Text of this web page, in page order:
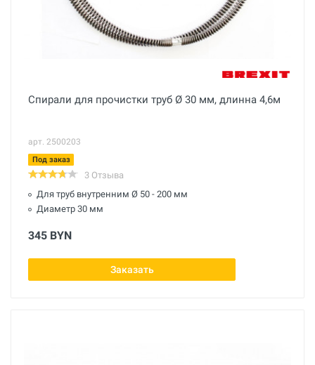
Спирали для прочистки труб Ø 30 мм, длинна 4,6м
арт. 2500203
Под заказ
3 Отзыва
Для труб внутренним Ø 50 - 200 мм
Диаметр 30 мм
345 BYN
Заказать